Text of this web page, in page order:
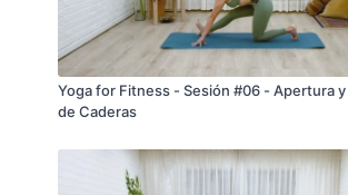
Yoga for Fitness - Sesión #06 - Apertura
de Caderas